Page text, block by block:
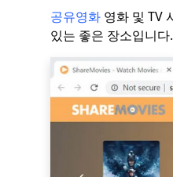
공유영화 영화 및 TV
있는 좋은 장소입니다.